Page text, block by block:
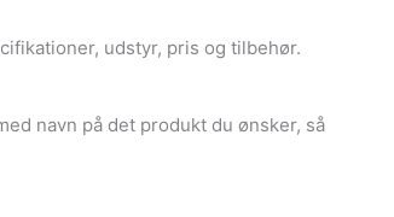
udstyr, pris og tilbehør.
navn på det produkt du ønsker, så